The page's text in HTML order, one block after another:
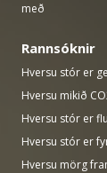
með
Rannsóknir
Hversu stór er
Hversu mikið
Hversu stór er
Hversu stór er
Hversu mörg